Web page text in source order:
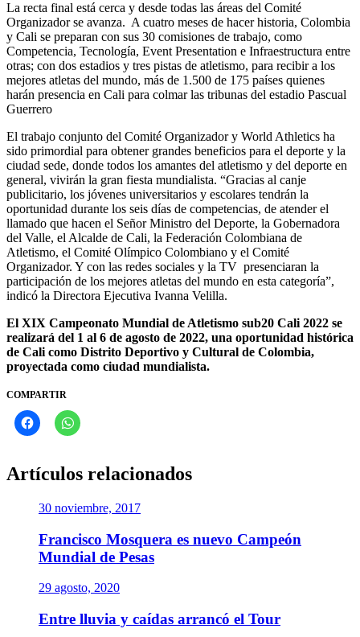
La recta final está cerca y desde todas las áreas del Comité
Organizador se avanza. A cuatro meses de hacer historia, Colombia
y Cali se preparan con sus 30 comisiones de trabajo, como
Competencia, Tecnología, Event Presentation e Infraestructura entre
otras; con dos estadios y tres pistas de atletismo, para recibir a los
mejores atletas del mundo, más de 1.500 de 175 países quienes
harán presencia en Cali para colmar las tribunas del estadio Pascual
Guerrero
El trabajo conjunto del Comité Organizador y World Athletics ha
sido primordial para obtener grandes beneficios para el deporte y la
ciudad sede, donde todos los amantes del atletismo y del deporte en
general, vivirán la gran fiesta mundialista. “Gracias al canje
publicitario, los jóvenes universitarios y escolares tendrán la
oportunidad durante los seis días de competencias, de atender el
llamado que hacen el Señor Ministro del Deporte, la Gobernadora
del Valle, el Alcalde de Cali, la Federación Colombiana de
Atletismo, el Comité Olímpico Colombiano y el Comité
Organizador. Y con las redes sociales y la TV presenciaran la
participación de los mejores atletas del mundo en esta categoría”,
indicó la Directora Ejecutiva Ivanna Velilla.
El XIX Campeonato Mundial de Atletismo sub20 Cali 2022 se
realizará del 1 al 6 de agosto de 2022, una oportunidad histórica
de Cali como Distrito Deportivo y Cultural de Colombia,
proyectada como ciudad mundialista.
COMPARTIR
Artículos relacionados
30 noviembre, 2017
Francisco Mosquera es nuevo Campeón
Mundial de Pesas
29 agosto, 2020
Entre lluvia y caídas arrancó el Tour